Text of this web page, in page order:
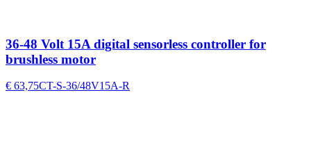
36-48 Volt 15A digital sensorless controller for
brushless motor
€ 63,75CT-S-36/48V15A-R